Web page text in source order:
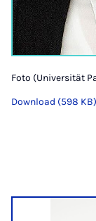
Foto (Universität
Download (598 KB)